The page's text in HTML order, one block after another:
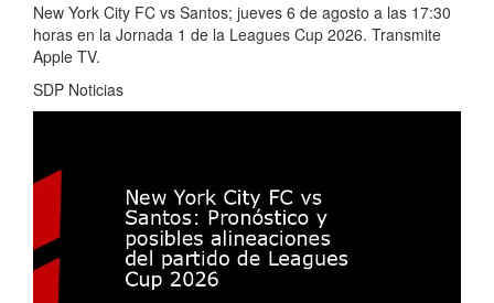
New York City FC vs Santos; jueves 6 de agosto a las 17:30
horas en la Jornada 1 de la Leagues Cup 2026. Transmite
Apple TV.
SDP Noticias